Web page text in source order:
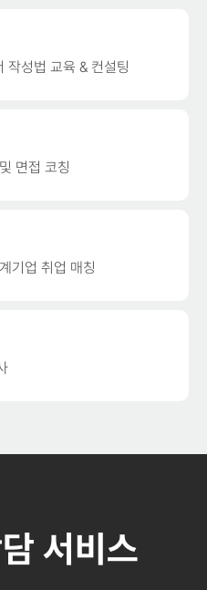
작성법 교육 & 컨설팅
면접 코칭
기업 취업 매칭
서비스